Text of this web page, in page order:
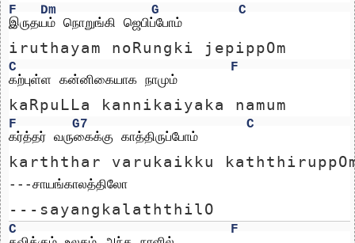
F Dm G
C
இருதயம் நொறுங்கி ஜெபிப்போம்
iruthayam noRungki jepippOm
C
F
கற்புள்ள கன்னிகையாக நாமும்
kaRpuLLa kannikaiyaka namum
F G7
C
கர்த்தர் வருகைக்கு காத்திருப்போம்
karththar varukaikku
---சாயங்காலத்திலோ
---sayangkalaththilO
C
F